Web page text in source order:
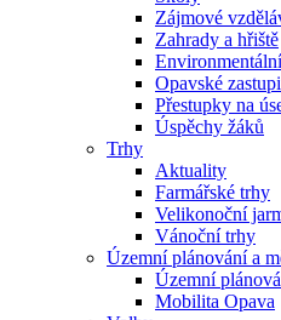
Zájmové
Zahrady a hřiště
Opavské
Přestupky na
Úspěchy žáků
Trhy
Aktuality
Farmářské trhy
Velikonoční
Vánoční trhy
Územní plánování a
Územní
Mobilita Opava